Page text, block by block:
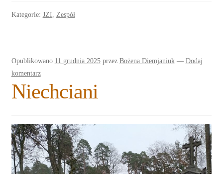
Kategorie: JZI, Zespół
Opublikowano 11 grudnia 2025 przez Bożena Diemjaniuk — Dodaj
komentarz
Niechciani